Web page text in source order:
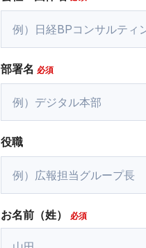
部署名
役職
お名前（姓）